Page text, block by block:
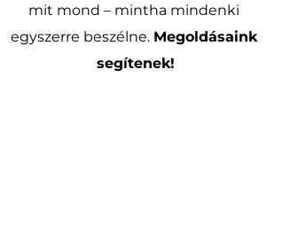
mit mond – mintha mindenki
egyszerre beszélne. Megoldásaink
segítenek!